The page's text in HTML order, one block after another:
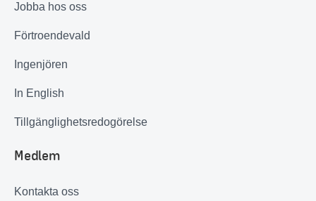
Jobba hos oss
Förtroendevald
Ingenjören
In English
Tillgänglighetsredogörelse
Medlem
Kontakta oss